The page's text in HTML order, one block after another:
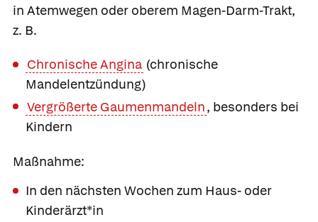
in Atemwegen oder oberem Magen-Darm-Trakt,
z. B.
Chronische Angina (chronische
Mandelentzündung)
Vergrößerte Gaumenmandeln, besonders bei
Kindern
Maßnahme:
In den nächsten Wochen zum Haus- oder
Kinderärzt*in